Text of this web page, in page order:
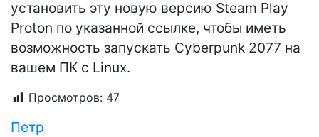
установить эту новую версию Steam Play
Proton по указанной ссылке, чтобы иметь
возможность запускать Cyberpunk 2077 на
вашем ПК с Linux.
Просмотров: 47
Петр